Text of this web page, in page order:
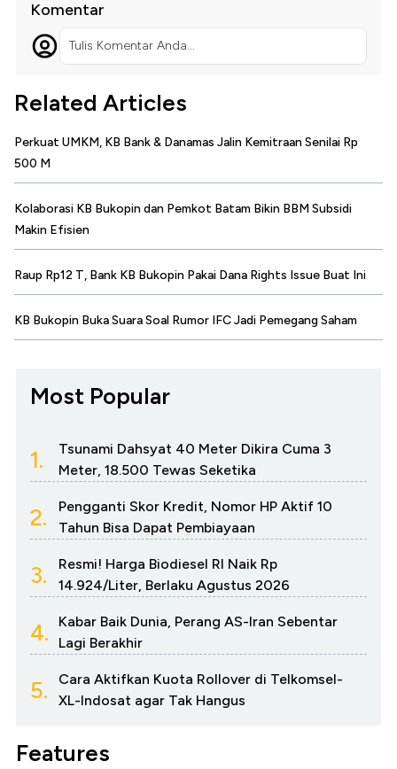
Komentar
Tulis Komentar Anda...
Related Articles
Perkuat UMKM, KB Bank & Danamas Jalin Kemitraan Senilai Rp
500 M
Kolaborasi KB Bukopin dan Pemkot Batam Bikin BBM Subsidi
Makin Efisien
Raup Rp12 T, Bank KB Bukopin Pakai Dana Rights Issue Buat Ini
KB Bukopin Buka Suara Soal Rumor IFC Jadi Pemegang Saham
Most Popular
1.
Tsunami Dahsyat 40 Meter Dikira Cuma 3
Meter, 18.500 Tewas Seketika
2.
Pengganti Skor Kredit, Nomor HP Aktif 10
Tahun Bisa Dapat Pembiayaan
3.
Resmi! Harga Biodiesel RI Naik Rp
14.924/Liter, Berlaku Agustus 2026
4.
Kabar Baik Dunia, Perang AS-Iran Sebentar
Lagi Berakhir
5.
Cara Aktifkan Kuota Rollover di Telkomsel-
XL-Indosat agar Tak Hangus
Features